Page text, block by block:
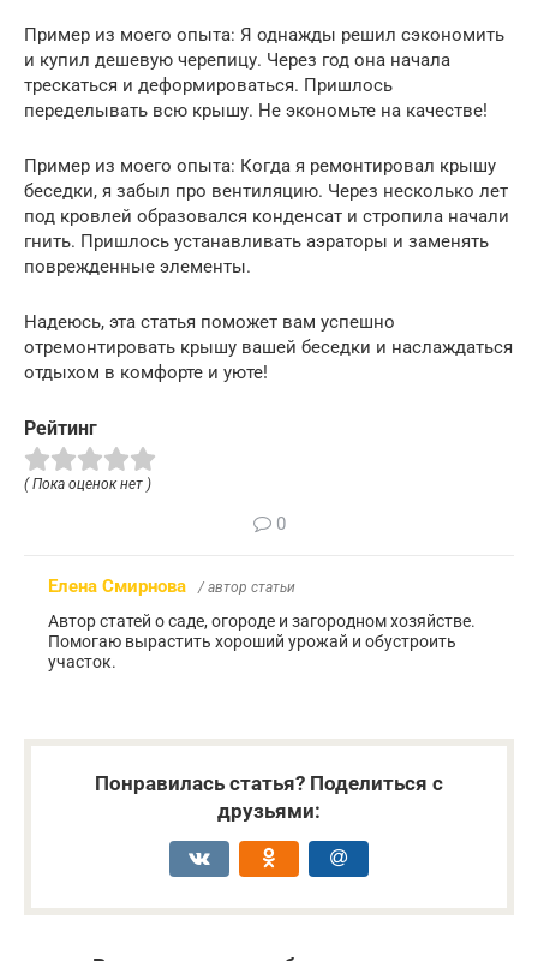
Пример из моего опыта: Я однажды решил сэкономить
и купил дешевую черепицу. Через год она начала
трескаться и деформироваться. Пришлось
переделывать всю крышу. Не экономьте на качестве!
Пример из моего опыта: Когда я ремонтировал крышу
беседки, я забыл про вентиляцию. Через несколько лет
под кровлей образовался конденсат и стропила начали
гнить. Пришлось устанавливать аэраторы и заменять
поврежденные элементы.
Надеюсь, эта статья поможет вам успешно
отремонтировать крышу вашей беседки и наслаждаться
отдыхом в комфорте и уюте!
Рейтинг
( Пока оценок нет )
0
Елена Смирнова / автор статьи
Автор статей о саде, огороде и загородном хозяйстве.
Помогаю вырастить хороший урожай и обустроить
участок.
Понравилась статья? Поделиться с
друзьями: